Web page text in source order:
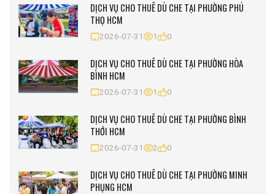
DỊCH VỤ CHO THUÊ DÙ CHE TẠI PHƯỜNG PHÚ
THỌ HCM
2026-07-31 1 0
DỊCH VỤ CHO THUÊ DÙ CHE TẠI PHƯỜNG HÒA
BÌNH HCM
2026-07-31 1 0
DỊCH VỤ CHO THUÊ DÙ CHE TẠI PHƯỜNG BÌNH
THỚI HCM
2026-07-31 2 0
DỊCH VỤ CHO THUÊ DÙ CHE TẠI PHƯỜNG MINH
PHỤNG HCM